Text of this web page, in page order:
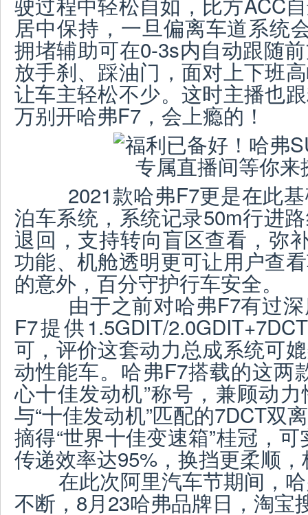
居中保持，一旦偏离车道系统
拥堵辅助可在0-3s内自动跟随
放手刹、踩油门，面对上下班
让车主轻松不少。这时主播也
万别开哈弗F7，会上瘾的！
2021款哈弗F7更是在此基
泊车系统，系统记录50m行进
退回，支持转向盲区查看，弥
功能、机舱透明更可让用户查
的意外，百分守护行车安全。
由于之前对哈弗F7有过深
F7提供1.5GDIT/
可，评价这套动力总成系统可
动性能车。哈弗F7搭载的这两
心十佳发动机”称号，兼顾动
与“十佳发动机”匹配的7DCT双
摘得“世界十佳变速箱”桂冠，
传递效率达95%，换挡更柔顺
在此次阿里汽车节期间，哈
不断，8月23哈弗品牌日，淘宝